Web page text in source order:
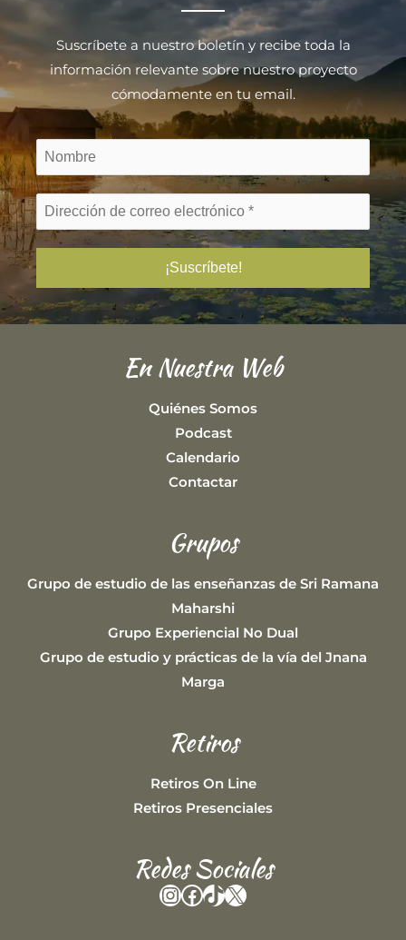
Suscríbete a nuestro boletín y recibe toda la
información relevante sobre nuestro proyecto
cómodamente en tu email.
En Nuestra Web
Quiénes Somos
Podcast
Calendario
Contactar
Grupos
Grupo de estudio de las enseñanzas de Sri Ramana
Maharshi
Grupo Experiencial No Dual
Grupo de estudio y prácticas de la vía del Jnana
Marga
Retiros
Retiros On Line
Retiros Presenciales
Redes Sociales
Instagram
Facebook
TikTok
X